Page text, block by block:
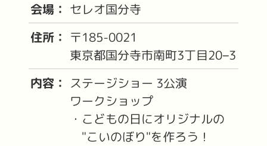
会場： セレオ国分寺
住所： 〒185-0021
東京都国分寺市南町3丁目20−3
内容： ステージショー 3公演
ワークショップ
・こどもの日にオリジナルの
"こいのぼり"を作ろう！